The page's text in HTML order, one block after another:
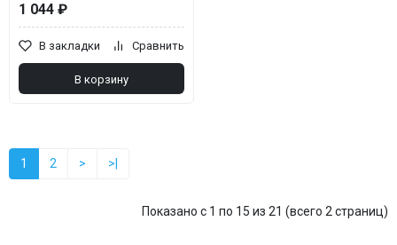
1 044 ₽
В закладки Сравнить
В корзину
1 2 > >|
Показано с 1 по 15 из 21 (всего 2 страниц)